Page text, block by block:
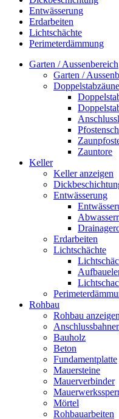
Entwässerung
Erdarbeiten
Lichtschächte
Perimeterdämmung
Garten / Aussenbereich
Garten /
Doppelstabzäune
Zauntore
Keller
Keller anzeigen
Entwässerung
Erdarbeiten
Lichtschächte
Rohbau
Rohbau anzeigen
Bauholz
Beton
Fundamentplatte
Mauersteine
Mauerverbinder
Mörtel
Rohbauarbeiten